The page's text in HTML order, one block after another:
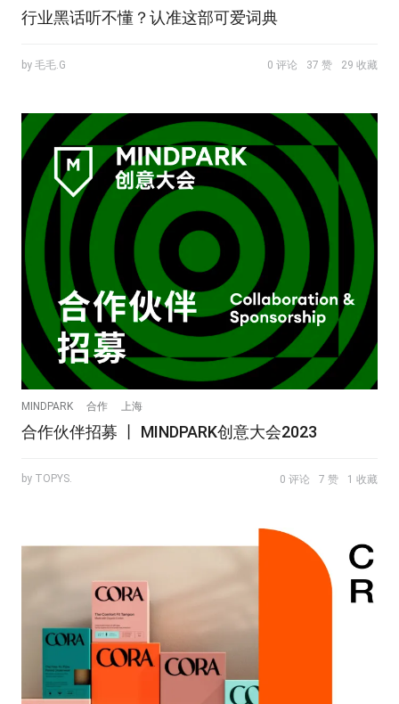
行业黑话听不懂？认准这部可爱词典
by 毛毛.G 0 评论 37 赞 29 收藏
MINDPARK 合作 上海
合作伙伴招募 丨 MINDPARK创意大会2023
by TOPYS. 0 评论 7 赞 1 收藏